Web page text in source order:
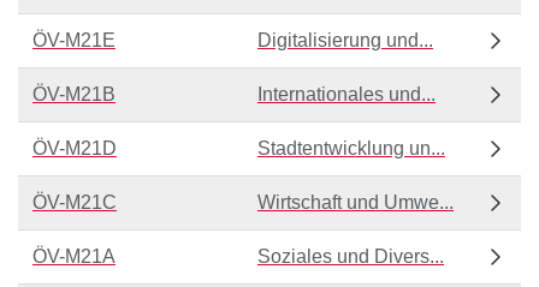
ÖV-M21E Digitalisierung und...
ÖV-M21B Internationales und...
ÖV-M21D Stadtentwicklung un...
ÖV-M21C Wirtschaft und Umwe...
ÖV-M21A Soziales und Divers...